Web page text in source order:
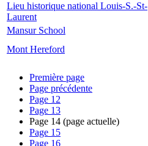
Lieu historique national Louis-S.-St-
Laurent
Mansur School
Mont Hereford
Première page
Page précédente
Page 12
Page 13
Page 14 (page actuelle)
Page 15
Page 16